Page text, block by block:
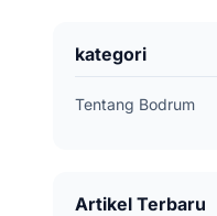
kategori
Tentang Bodrum
Artikel Terbaru